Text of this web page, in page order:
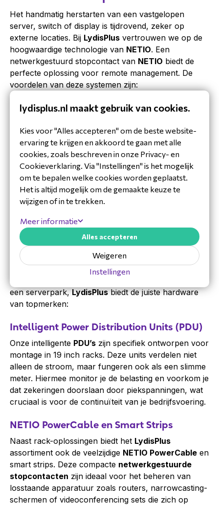
Het handmatig herstarten van een vastgelopen
server, switch of display is tijdrovend, zeker op
externe locaties. Bij LydisPlus vertrouwen we op de
hoogwaardige technologie van NETIO. Een
netwerkgestuurd stopcontact van NETIO biedt de
perfecte oplossing voor remote management. De
voordelen van deze systemen zijn:
Remote Reboot via Cloud of LAN:
servicebezoeken door apparatuur op afstand te
Nauwkeurige Energiemeting:Krijg realtime inzicht in
het stroomverbruik per poort en optimaliseer de
energie-efficiëntie van je volledige installatie.
Open API voor Integratie:De producten vanNETIO
ondersteunen diverse protocollen (zoals MQTT,
SNMP en JSON), waardoor ze naadloos integreren
met bestaande gebouwbeheersystemen en Pro-AV
Professionele PDU-oplossingen bij
LydisPlus
Of je nu een compacte oplossing zoekt voor een
een serverpark,LydisPlusbiedt de juiste hardware
van topmerken:
Intelligent Power Distribution Units (PDU)
Onze intelligente PDU’s zijn specifiek ontworpen voor
montage in 19 inch racks. Deze units verdelen niet
alleen de stroom, maar fungeren ook als een slimme
meter. Hiermee monitor je de belasting en voorkom je
dat zekeringen doorslaan door piekspanningen, wat
cruciaal is voor de continuïteit van je bedrijfsvoering.
NETIO PowerCable en Smart Strips
Naast rack-oplossingen biedt het LydisPlus
assortiment ook de veelzijdige NETIO PowerCable en
smart strips. Deze compacte netwerkgestuurde
stopcontacten zijn ideaal voor het beheren van
losstaande apparatuur zoals routers, narrowcasting-
schermen of videoconferencing sets die zich op
lydisplus.nl maakt gebruik van cookies.
Kies voor "Alles accepteren" om de beste website-
ervaring te krijgen en akkoord te gaan met alle
cookies, zoals beschreven in onze Privacy- en
Cookieverklaring. Via "Instellingen" is het mogelijk
om te bepalen welke cookies worden geplaatst.
Het is altijd mogelijk om de gemaakte keuze te
wijzigen of in te trekken.
Meer informatie
Instellingen
Weigeren
Alles accepteren